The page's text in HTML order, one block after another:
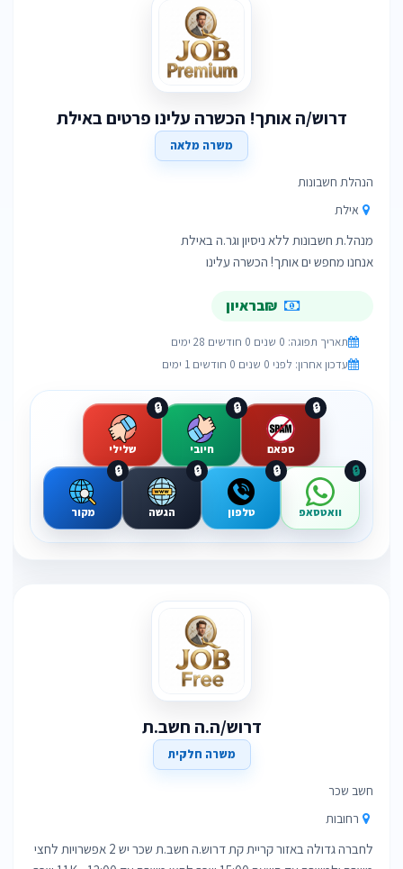
דרוש/ה אותך! הכשרה עלינו פרטים באילת
משרה מלאה
הנהלת חשבונות
אילת
אנחנו מחפש ים אותך! הכשרה עלינו
₪בראיון
תאריך תפוגה: 0 שנים 0 חודשים 28 ימים
עדכון אחרון: לפני 0 שנים 0 חודשים 1 ימים
ספאם
🔒
חיובי
🔒
שלילי
🔒
וואטסאפ
🔒
טלפון
🔒
הגשה
🔒
מקור
🔒
דרוש/ה.ה חשב.ת
משרה חלקית
חשב שכר
רחובות
לחברה גדולה באזור קריית קת דרוש.ה חשב.ת שכר יש 2 אפשרויות לחצי